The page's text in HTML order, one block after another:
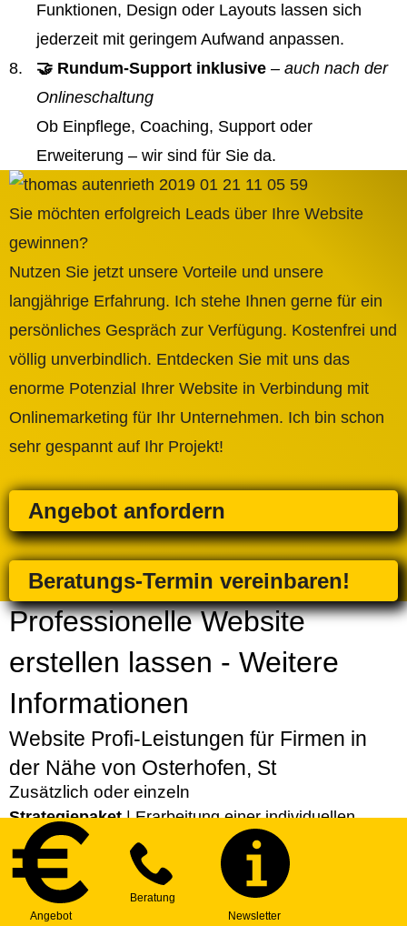
Funktionen, Design oder Layouts lassen sich
jederzeit mit geringem Aufwand anpassen.
🤝 Rundum-Support inklusive – auch nach der
Onlineschaltung
Ob Einpflege, Coaching, Support oder
Erweiterung – wir sind für Sie da.
Sie möchten erfolgreich Leads über Ihre Website
gewinnen?
Nutzen Sie jetzt unsere Vorteile und unsere
langjährige Erfahrung. Ich stehe Ihnen gerne für ein
persönliches Gespräch zur Verfügung. Kostenfrei und
völlig unverbindlich. Entdecken Sie mit uns das
enorme Potenzial Ihrer Website in Verbindung mit
Onlinemarketing für Ihr Unternehmen. Ich bin schon
sehr gespannt auf Ihr Projekt!
Angebot anfordern
Beratungs-Termin vereinbaren!
Professionelle Website
erstellen lassen - Weitere
Informationen
Website Profi-Leistungen für Firmen in
der Nähe von Osterhofen, St
Zusätzlich oder einzeln
Strategiepaket| Erarbeitung einer individuellen
Strategie für Ihre Website
Express-Service | Bevorzugte Erstellung Ihres
Projekts